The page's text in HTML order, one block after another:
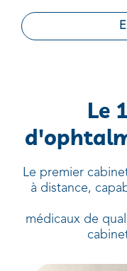
Le
Le premier
à distance,
médicaux de